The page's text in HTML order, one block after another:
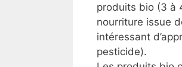
produits bio (3 à
nourriture issue
intéressant
pesticide).